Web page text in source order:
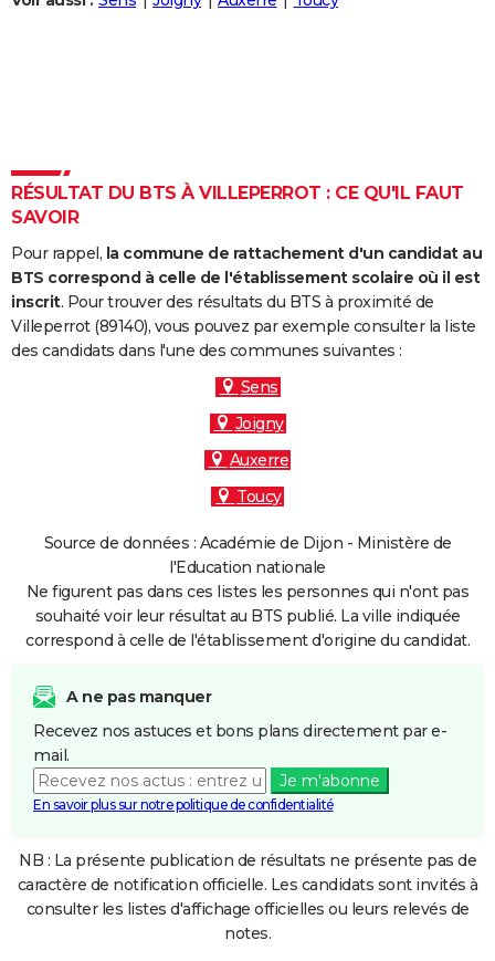
Carte de Noël
Carte Bonne année
Carte Saint-Valentin
Carte Pâques
Carte d'anniversaire
Dictionnaire
Biographies
Citations
Expressions
Proverbes
PROGRAMME TV
COPAINS D'AVANT
S'inscrire
Se connecter
Lycées
Collèges
Primaires
Universités
Entreprises
Service militaire
Avis de recherche
AVIS DE DÉCÈS
RÉSULTAT DU BTS À VILLEPERROT : CE QU'IL FAUT
SAVOIR
Pour rappel, la commune de rattachement d'un candidat au
BTS correspond à celle de l'établissement scolaire où il est
inscrit. Pour trouver des résultats du BTS à proximité de
Villeperrot (89140), vous pouvez par exemple consulter la liste
des candidats dans l'une des communes suivantes :
Sens
Joigny
Auxerre
Toucy
Source de données : Académie de Dijon - Ministère de
l'Education nationale
Ne figurent pas dans ces listes les personnes qui n'ont pas
souhaité voir leur résultat au BTS publié. La ville indiquée
correspond à celle de l'établissement d'origine du candidat.
A ne pas manquer
Recevez nos astuces et bons plans directement par e-
mail.
Je m'abonne
En savoir plus sur notre politique de confidentialité
NB : La présente publication de résultats ne présente pas de
caractère de notification officielle. Les candidats sont invités à
consulter les listes d'affichage officielles ou leurs relevés de
notes.